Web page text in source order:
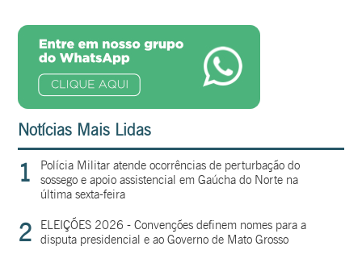
Notícias Mais Lidas
1
Polícia Militar atende ocorrências de perturbação do
sossego e apoio assistencial em Gaúcha do Norte na
última sexta-feira
2
ELEIÇÕES 2026 - Convenções definem nomes para a
disputa presidencial e ao Governo de Mato Grosso